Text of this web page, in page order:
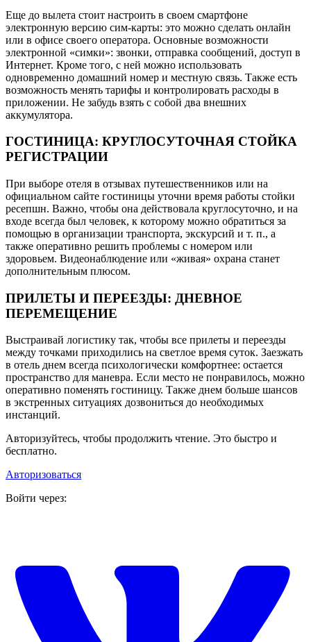
Еще до вылета стоит настроить в своем смартфоне
электронную версию сим-карты: это можно сделать онлайн
или в офисе своего оператора. Основные возможности
электронной «симки»: звонки, отправка сообщений, доступ в
Интернет. Кроме того, с ней можно использовать
одновременно домашний номер и местную связь. Также есть
возможность менять тарифы и контролировать расходы в
приложении. Не забудь взять с собой два внешних
аккумулятора.
ГОСТИНИЦА: КРУГЛОСУТОЧНАЯ СТОЙКА
РЕГИСТРАЦИИ
При выборе отеля в отзывах путешественников или на
официальном сайте гостиницы уточни время работы стойки
ресепшн. Важно, чтобы она действовала круглосуточно, и на
входе всегда был человек, к которому можно обратиться за
помощью в организации транспорта, экскурсий и т. п., а
также оперативно решить проблемы с номером или
здоровьем. Видеонаблюдение или «живая» охрана станет
дополнительным плюсом.
ПРИЛЕТЫ И ПЕРЕЕЗДЫ: ДНЕВНОЕ
ПЕРЕМЕЩЕНИЕ
Выстраивай логистику так, чтобы все прилеты и переезды
между точками приходились на светлое время суток. Заезжать
в отель днем всегда психологически комфортнее: остается
пространство для маневра. Если место не понравилось, можно
оперативно поменять гостиницу. Также днем больше шансов
в экстренных ситуациях дозвониться до необходимых
инстанций.
Авторизуйтесь, чтобы продолжить чтение. Это быстро и
бесплатно.
Авторизоваться
Войти через: